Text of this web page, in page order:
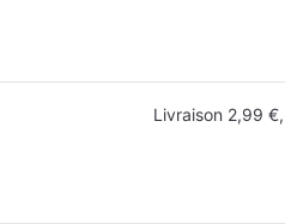
Livraison 2,99 €,